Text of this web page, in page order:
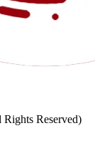
Reserved)